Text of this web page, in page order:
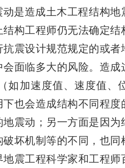
是造成土木工程结构地
构工程师仍无法确定
震设计规范规定的或
面临多大的风险。造
如加速度值、速度值、
也会造成结构不同程
震动；另一方面是因
坏机制等的不同，也同
震工程科学家和工程